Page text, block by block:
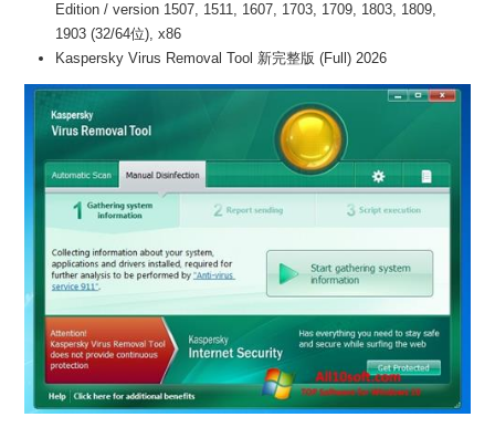
Edition / version 1507, 1511, 1607, 1703, 1709, 1803, 1809,
1903 (32/64位), x86
Kaspersky Virus Removal Tool 新完整版 (Full) 2026